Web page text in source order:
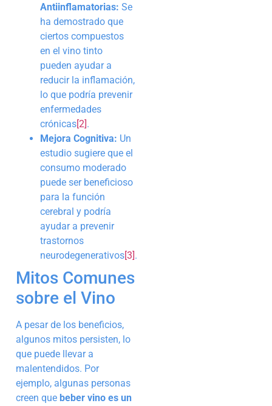
Antiinflamatorias: Se
ha demostrado que
ciertos compuestos
en el vino tinto
pueden ayudar a
reducir la inflamación,
lo que podría prevenir
enfermedades
crónicas[2] .
Mejora Cognitiva: Un
estudio sugiere que el
consumo moderado
puede ser beneficioso
para la función
cerebral y podría
ayudar a prevenir
trastornos
neurodegenerativos[3] .
Mitos Comunes
sobre el Vino
A pesar de los beneficios,
algunos mitos persisten, lo
que puede llevar a
malentendidos. Por
ejemplo, algunas personas
creen que beber vino es un